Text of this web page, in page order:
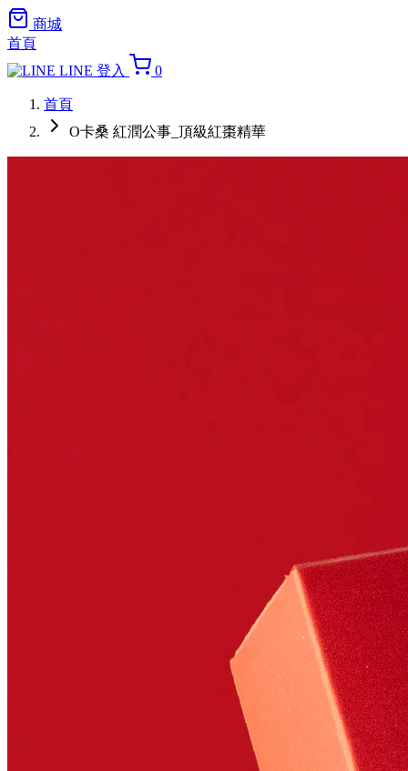
商城
首頁
LINE 登入
0
首頁
O卡桑 紅潤公事_頂級紅棗精華